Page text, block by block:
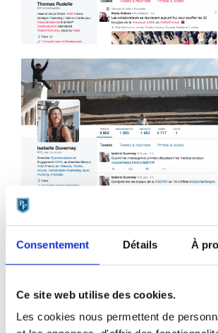
Consentement Détails À
Ce site web utilise des cookies.
Les cookies nous permettent de
2) Proposer du contenu AXA
fournit le nécessaire à ses collaborateurs
partagent au maximum les contenus de
L’objectif de leur ambassadorship est de